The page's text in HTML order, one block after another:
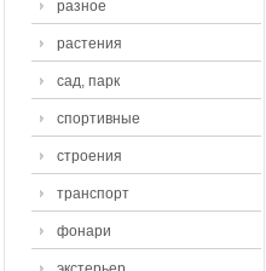
разное
растения
сад, парк
спортивные
строения
транспорт
фонари